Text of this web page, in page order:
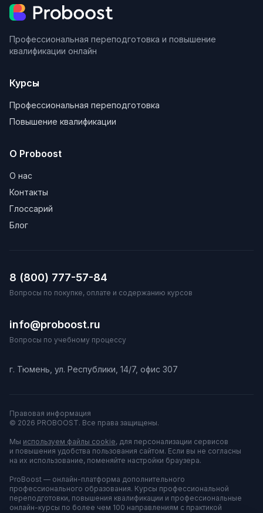
Профессиональная переподготовка и повышение
квалификации онлайн
Курсы
Профессиональная переподготовка
Повышение квалификации
О Proboost
О нас
Контакты
Глоссарий
Блог
8 (800) 777-57-84
Вопросы по покупке, оплате и содержанию курсов
info@proboost.ru
Вопросы по учебному процессу
г. Тюмень, ул. Республики, 14/7, офис 307
Правовая информация
© 2026 PROBOOST. Все права защищены.
Мы используем файлы cookie, для персонализации сервисов
и повышения удобства пользования сайтом. Если вы не согласны
на их использование, поменяйте настройки браузера.
ProBoost — онлайн-платформа дополнительного
профессионального образования. Курсы профессиональной
переподготовки, повышения квалификации и профессиональные
онлайн-курсы по более чем 100 направлениям с практикой